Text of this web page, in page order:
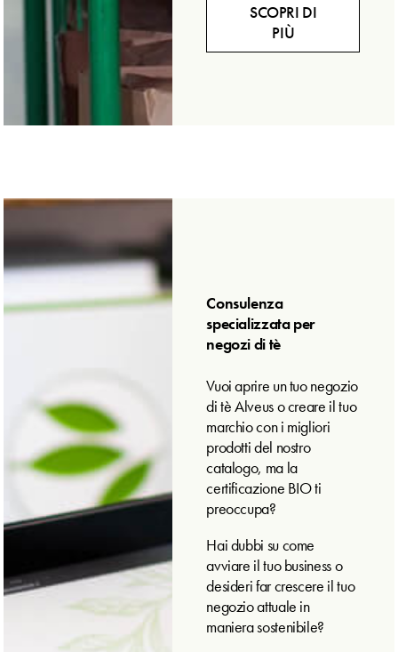
SCOPRI DI
PIÙ
Consulenza
specializzata per
negozi di tè
Vuoi aprire un tuo negozio
di tè Alveus o creare il tuo
marchio con i migliori
prodotti del nostro
catalogo, ma la
certificazione BIO ti
preoccupa?
Hai dubbi su come
avviare il tuo business o
desideri far crescere il tuo
negozio attuale in
maniera sostenibile?